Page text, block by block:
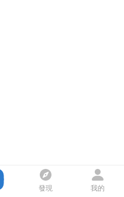
發現 我的